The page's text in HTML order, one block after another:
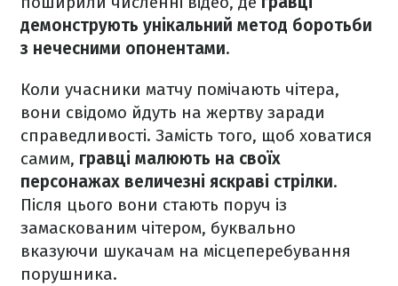
демонструють унікальний метод боротьби
з нечесними опонентами.
Коли учасники матчу помічають чітера,
вони свідомо йдуть на жертву заради
справедливості. Замість того, щоб ховатися
самим, гравці малюють на своїх
персонажах величезні яскраві стрілки.
Після цього вони стають поруч із
замаскованим чітером, буквально
вказуючи шукачам на місцеперебування
порушника.